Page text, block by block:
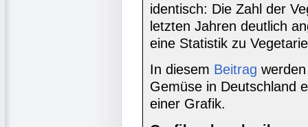
identisch: Die Zahl der
letzten Jahren deutlich
eine Statistik zu
In diesem Beitrag
Gemüse in Deutschland
einer Grafik.